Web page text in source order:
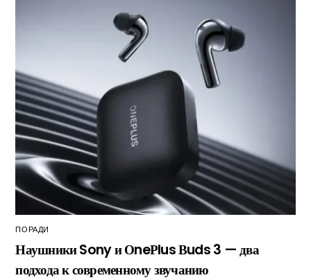
ПОРАДИ
Наушники Sony и ОneРlus Вuds 3 — два
подхода к современному звучанию